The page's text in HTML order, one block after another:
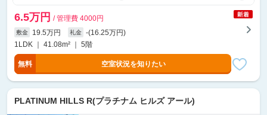
6.5万円 / 管理費 4000円
敷金 19.5万円 礼金
-(16.25万円)
1LDK ｜ 41.08m² ｜ 5階
無料 空室状況を知りたい
PLATINUM HILLS R(プラチナム ヒルズ アール)